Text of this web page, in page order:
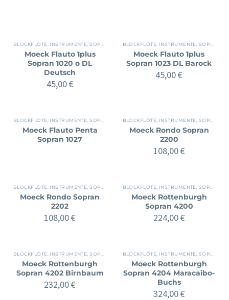
BLOCKFLÖTE INSTRUMENTE ,SOPRAN
Moeck Flauto 1plus
Sopran 1020 o DL
Deutsch
45,00€
BLOCKFLÖTE INSTRUMENTE SOPRAN
Moeck Flauto 1plus
Sopran 1023 DL Barock
45,00€
BLOCKFLÖTE INSTRUMENTE ,SOPRAN
Moeck Flauto Penta
Sopran 1027
BLOCKFLÖTE INSTRUMENTE SOPRAN
Moeck Rondo Sopran
2200
108,00€
BLOCKFLÖTE INSTRUMENTE ,SOPRAN
Moeck Rondo Sopran
2202
108,00€
BLOCKFLÖTE INSTRUMENTE SOPRAN
Moeck Rottenburgh
Sopran 4200
224,00€
BLOCKFLÖTE INSTRUMENTE ,SOPRAN
Moeck Rottenburgh
Sopran 4202 Birnbaum
232,00€
BLOCKFLÖTE INSTRUMENTE SOPRAN
Moeck Rottenburgh
Sopran 4204 Maracaibo-
Buchs
324,00€